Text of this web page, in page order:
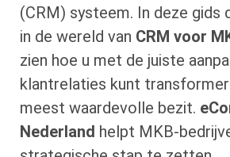
(CRM) systeem. In deze gids
in de wereld van CRM voor
zien hoe u met de juiste
klantrelaties kunt
meest waardevolle bezit.
Nederland helpt MKB-